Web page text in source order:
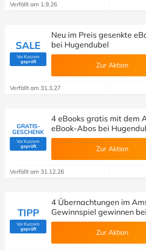
Verfällt am 1.9.26
SALE
Vor Kurzem
geprüft(Von Savoo geprüft)
Neu im Preis gesenkte
bei Hugendubel
Zur Aktion
Verfällt am 31.3.27
GRATIS-
GESCHENK
Vor Kurzem
geprüft(Von Savoo geprüft)
4 eBooks gratis mit dem
eBook-Abos bei
Zur Aktion
Verfällt am 31.12.26
TIPP
Vor Kurzem
geprüft(Von Savoo geprüft)
4 Übernachtungen im
Gewinnspiel gewinnen
Zur Aktion